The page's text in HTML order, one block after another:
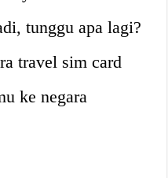
tunggu apa lagi?
travel sim card
ke negara